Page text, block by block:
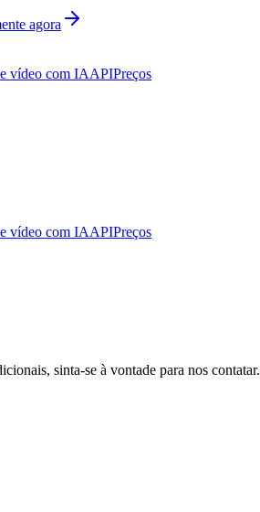
agora
vídeo com IAAPIPreços
vídeo com IAAPIPreços
sinta-se à vontade para nos contatar.